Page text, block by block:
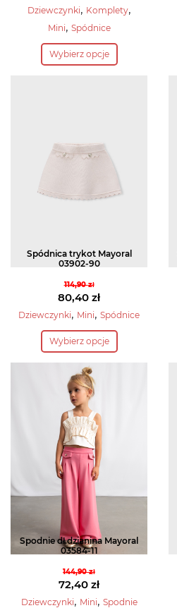
cena
wynosiła:
Aktualna
cena
132,20 zł.
Dziewczynki, Komplety,
Mini, Spódnice
Wybierz opcje
Ten
produkt
można
wybrać
stronie
Spódnica trykot Mayoral
03902-90
114,90zł
Pierwotna
cena
wynosiła:
114,90 zł.
80,40 zł
Aktualna
cena
wynosi:
Dziewczynki, Mini, Spódnice
Wybierz opcje
Ten
produkt
ma
wiele
wariantów.
Opcje
można
wybrać
na
stronie
produktu
Spodnie dł.dzianina Mayoral
03584-11
144,90zł
Pierwotna
cena
72,40 zł
Aktualna
Dziewczynki, Mini, Spodnie